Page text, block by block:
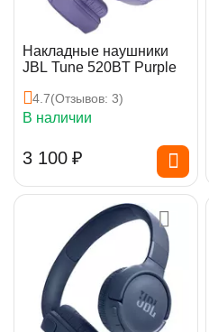
Накладные наушники
JBL Tune 520BT Purple
4.7(Отзывов: 3)
В наличии
3 100 ₽